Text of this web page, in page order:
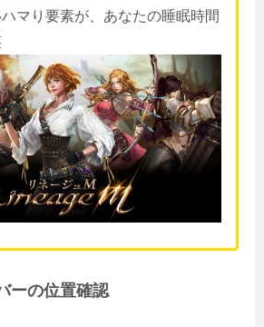
マり要素が、あなたの睡眠時間
ーの位置確認